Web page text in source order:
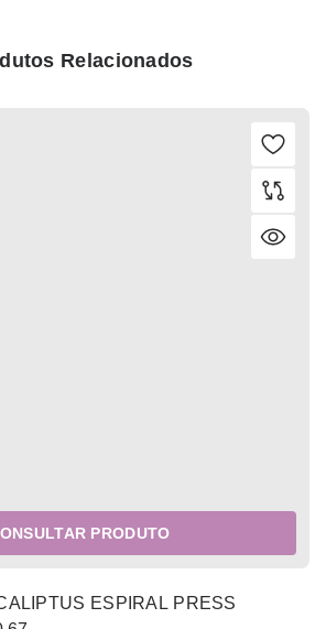
Relacionados
PRODUTO
ESPIRAL PRESS